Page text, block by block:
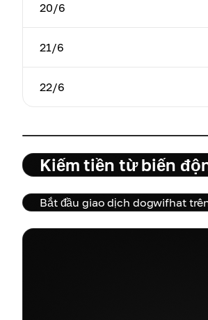
20/6
21/6
22/6
Kiếm tiền từ biến
Bắt đầu giao dịch dogwifhat